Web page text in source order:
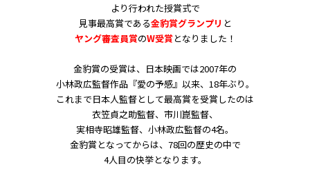
より行われた授賞式で
見事最高賞である金豹賞グランプリ と
ヤング審査員賞のW受賞となりました！
金豹賞の受賞は、日本映画では2007年の
小林政広監督作品『愛の予感』以来、18年ぶり。
これまで日本人監督として最高賞を受賞したのは
衣笠貞之助監督、市川崑監督、
実相寺昭雄監督、小林政広監督の4名。
金豹賞となってからは、78回の歴史の中で
4人目の快挙となります。